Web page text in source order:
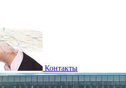
Контакты